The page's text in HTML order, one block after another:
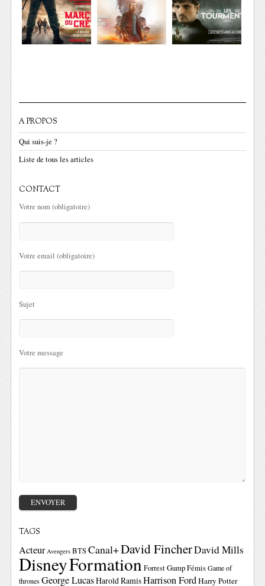
A PROPOS
Qui suis-je ?
Liste de tous les articles
CONTACT
Votre nom (obligatoire)
Votre email (obligatoire)
Sujet
Votre message
TAGS
Acteur Avengers BTSCanal+David FincherDavid Mills
DisneyFormationForrest GumpFémis Game of
thrones George LucasHarold RamisHarrison FordHarry Potter